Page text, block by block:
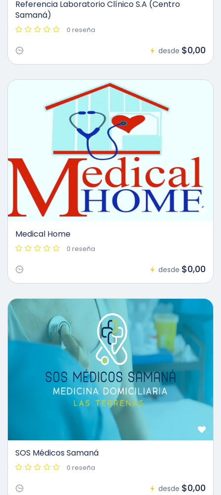
Referencia Laboratorio Clínico S.A (Centro
Samaná)
0 reseña
desde $0,00
Medical Home
0 reseña
desde $0,00
SOS Médicos Samaná
0 reseña
desde $0,00